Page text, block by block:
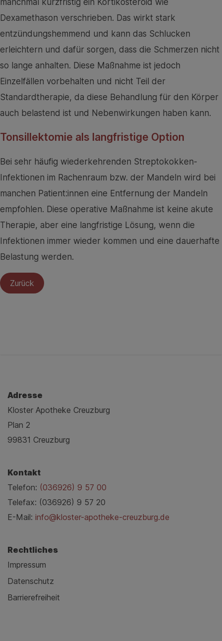
Zurück
Dexamethason verschrieben. Das wirkt stark
entzündungshemmend und kann das Schlucken
erleichtern und dafür sorgen, dass die Schmerzen nicht
so lange anhalten. Diese Maßnahme ist jedoch
Einzelfällen vorbehalten und nicht Teil der
Standardtherapie, da diese Behandlung für den Körper
auch belastend ist und Nebenwirkungen haben kann.
Tonsillektomie als langfristige Option
Bei sehr häufig wiederkehrenden Streptokokken-
Infektionen im Rachenraum bzw. der Mandeln wird bei
manchen Patient:innen eine Entfernung der Mandeln
empfohlen. Diese operative Maßnahme ist keine akute
Therapie, aber eine langfristige Lösung, wenn die
Infektionen immer wieder kommen und eine dauerhafte
Belastung werden.
Adresse
Kloster Apotheke Creuzburg
Plan 2
99831 Creuzburg
Kontakt
Telefon: (036926) 9 57 00
Telefax: (036926) 9 57 20
E-Mail: info@kloster-apotheke-creuzburg.de
Rechtliches
Impressum
Datenschutz
Barrierefreiheit